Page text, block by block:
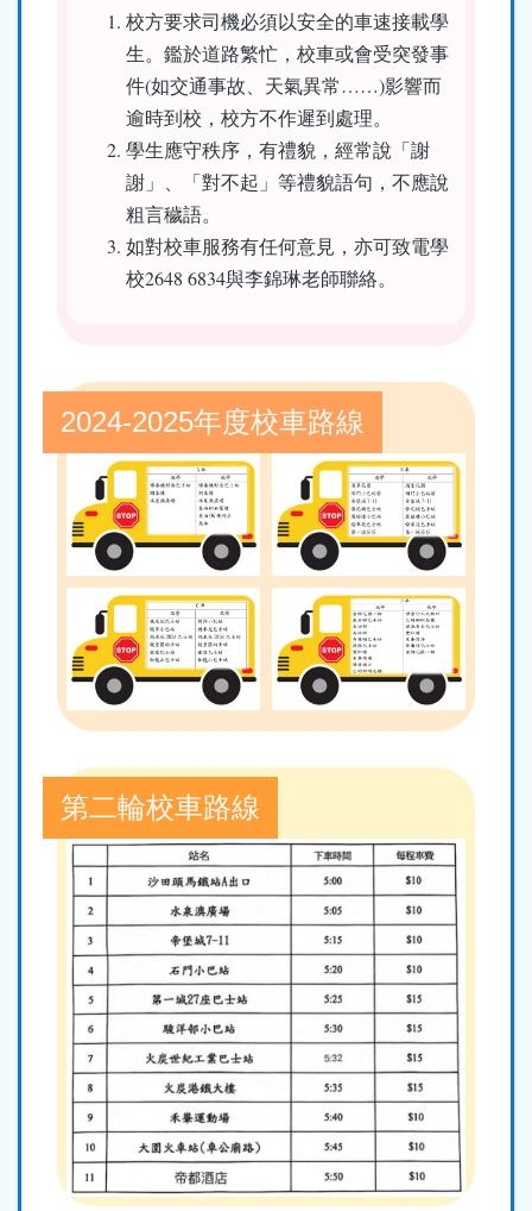
校方要求司機必須以安全的車速接載學
生。鑑於道路繁忙，校車或會受突發事
件(如交通事故、天氣異常……)影響而
逾時到校，校方不作遲到處理。
學生應守秩序，有禮貌，經常說「謝
謝」、「對不起」等禮貌語句，不應說
粗言穢語。
如對校車服務有任何意見，亦可致電學
校2648 6834與李錦琳老師聯絡。
2024-2025年度校車路線
第二輪校車路線